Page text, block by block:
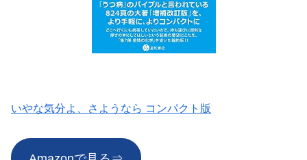
いやな気分よ、さようなら コンパクト版